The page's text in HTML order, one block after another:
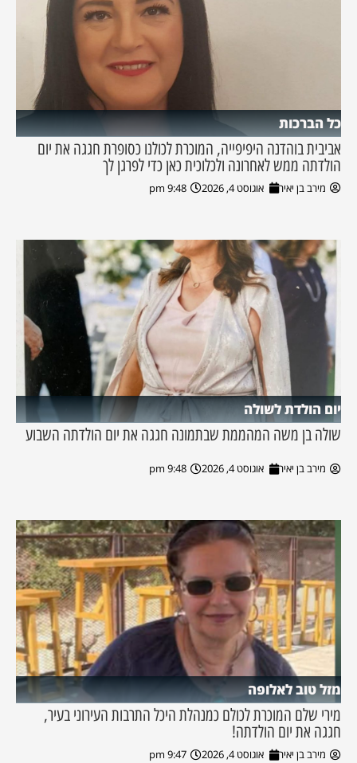
כל הברכות
אביבית בוהדנה היפיפייה, המוכרת לכולנו כסופרת חגגה את יום
הולדתה ממש לאחרונה ולכלוכית כאן כדי לפרגן לך
מירב בן יאיר אוגוסט 4, 2026 9:48 pm
יום הולדת לשולה
שולה בן משה המהממת שבתמונה חגגה את יום הולדתה השבוע
מירב בן יאיר אוגוסט 4, 2026 9:48 pm
מזל טוב לאלופה
מירי שלם המוכרת לכולם כמנהלת היכל התרבות העירוני בעיר,
חגגה את יום הולדתה!
מירב בן יאיר אוגוסט 4, 2026 9:47 pm